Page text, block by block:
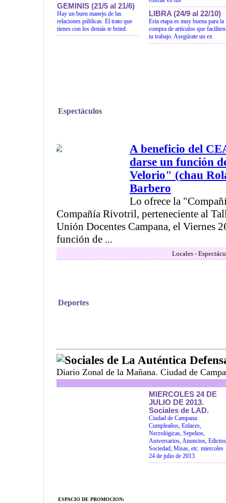
GEMINIS (21/5 al 21/6)
Hay un buen manejo de las
relaciones públicas. El trato que
tienes con los demás te brind
LIBRA (24/9 al 22/10)
Esta etapa es muy buena para la
compra de artículos que faciliten
tu trabajo. Asegúrate un ex
Espectáculos
A beneficio del
darse un función
Velorio" (chau
Barbero
Lo ofrece la
Compañía Rivotril, perteneciente al
Unión Docentes Campana, el Viernes
función de ...
Locales -
Deportes
Sociales de La Auténtica
Diario Zonal de la Mañana. Ciudad de
MIERCOLES 24 DE
JULIO DE 2013.
Sociales de LAD.
Ciudad de Campana:
Cumpleaños, Enlaces,
Necrológicas, Sepelios,
Aniversarios, Anuncios,
Sociedad, Misas, etc. miercoles
24 de julio de 2013
ESPACIO DE PROMOCION: